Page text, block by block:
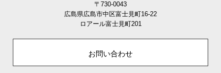
上段
※写真は上段の高さに調節しています。
〒730-0043
広島県広島市中区富士見町16-22
ロアール富士見町201
お問い合わせ